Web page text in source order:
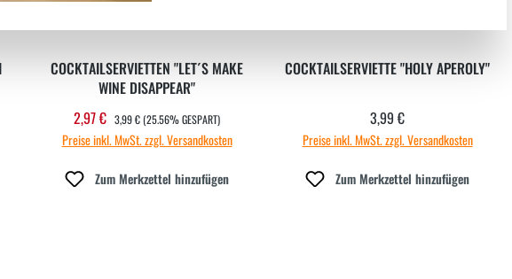
COCKTAILSERVIETTEN "LET´S MAKE
WINE DISAPPEAR"
Verkaufspreis:
2,97 € REGULÄRER PREIS:
3,99 €(25.56% GESPART)
Preise inkl. MwSt. zzgl. Versandkosten
Zum Merkzettel hinzufügen
COCKTAILSERVIETTE "HOLY APEROLY"
Regulärer Preis:
3,99 €
Preise inkl. MwSt. zzgl. Versandkosten
Zum Merkzettel hinzufügen